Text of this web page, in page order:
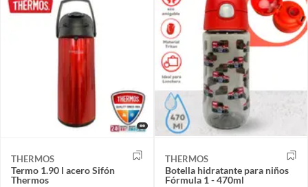
THERMOS
Termo 1.90 l acero Sifón
Thermos
THERMOS
Botella hidratante para niños
Fórmula 1 - 470ml